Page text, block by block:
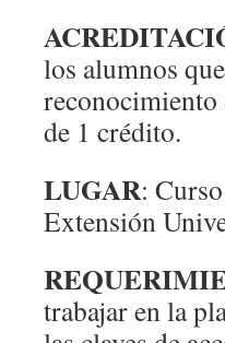
los alumnos
de 1 crédito.
LUGAR:
Extensión
trabajar en la